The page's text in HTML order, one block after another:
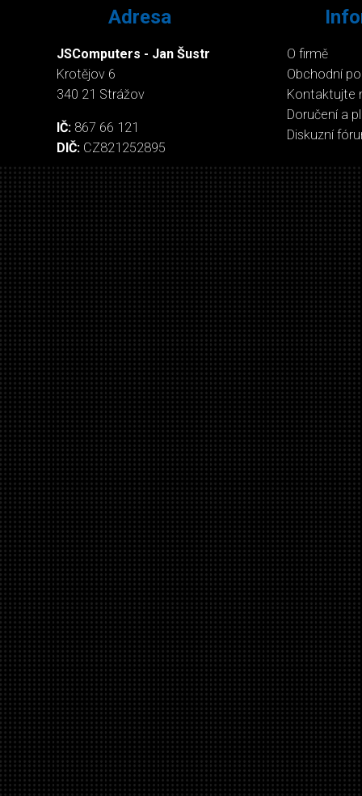
Adresa
JSComputers - Jan Šustr
Krotějov 6
340 21 Strážov
IČ: 867 66 121
DIČ: CZ821252895
O firmě
Obchodní
Kontaktujte
Doručení a
Diskuzní